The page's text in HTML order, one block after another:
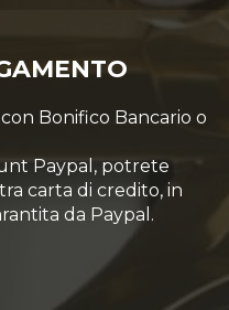
Bonifico Bancario o
Paypal, potrete
carta di credito, in
da Paypal.